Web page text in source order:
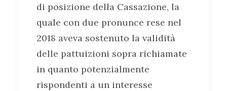
di posizione della Cassazione, la
quale con due pronunce rese nel
2018 aveva sostenuto la validità
delle pattuizioni sopra richiamate
in quanto potenzialmente
rispondenti a un interesse